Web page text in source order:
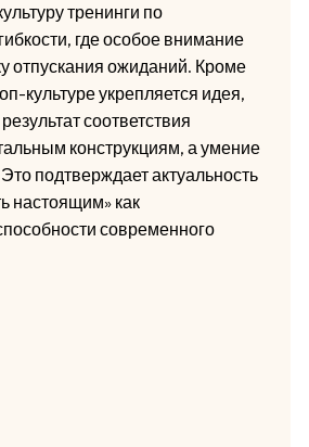
тренинги по
где особое внимание
отпускания ожиданий. Кроме
культуре укрепляется идея,
соответствия
конструкциям, а умение
подтверждает актуальность
настоящим» как
современного